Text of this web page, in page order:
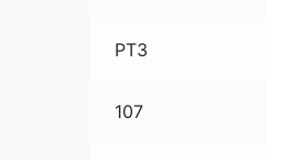
PT3
107